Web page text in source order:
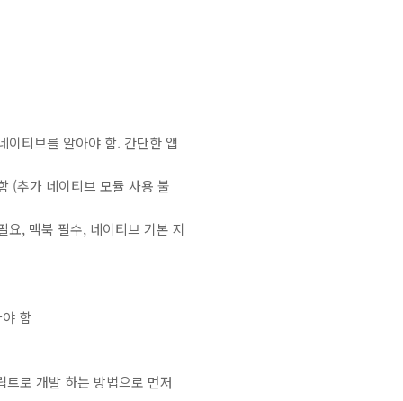
이티브를 알아야 함. 간단한 앱
(추가 네이티브 모듈 사용 불
, 맥북 필수, 네이티브 기본 지
함
로 개발 하는 방법으로 먼저